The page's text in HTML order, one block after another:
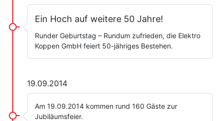
Ein Hoch auf weitere 50 Jahre!
Runder Geburtstag – Rundum zufrieden, die Elektro
Koppen GmbH feiert 50-jähriges Bestehen.
19.09.2014
Am 19.09.2014 kommen rund 160 Gäste zur
Jubiläumsfeier.